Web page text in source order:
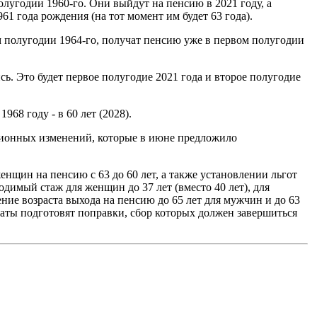
1960-го. Они выйдут на пенсию в 2021 году, а
года рождения (на тот момент им будет 63 года).
1964-го, получат пенсию уже в первом полугодии
Это будет первое полугодие 2021 года и второе полугодие
году - в 60 лет (2028).
изменений, которые в июне предложило
на пенсию с 63 до 60 лет, а также установлении льгот
стаж для женщин до 37 лет (вместо 40 лет), для
возраста выхода на пенсию до 65 лет для мужчин и до 63
подготовят поправки, сбор которых должен завершиться